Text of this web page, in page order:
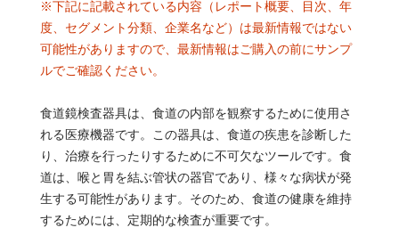
※下記に記載されている内容（レポート概要、目次、年
度、セグメント分類、企業名など）は最新情報ではない
可能性がありますので、最新情報はご購入の前にサンプ
ルでご確認ください。
食道鏡検査器具は、食道の内部を観察するために使用さ
れる医療機器です。この器具は、食道の疾患を診断した
り、治療を行ったりするために不可欠なツールです。食
道は、喉と胃を結ぶ管状の器官であり、様々な病状が発
生する可能性があります。そのため、食道の健康を維持
するためには、定期的な検査が重要です。